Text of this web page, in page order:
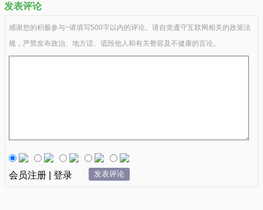
发表评论
感谢您的积极参与~请填写500字以内的评论。请自觉遵守互联网相关的政策法
规，严禁发布政治、地方话、诋毁他人和有关整容及不健康的言论。
会员注册 | 登录 发表评论